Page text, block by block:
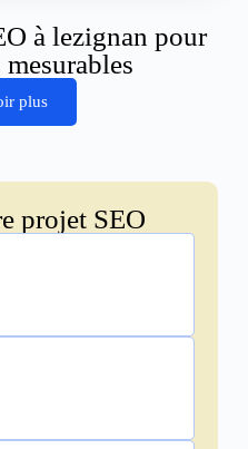
à lezignan pour
plus
projet SEO